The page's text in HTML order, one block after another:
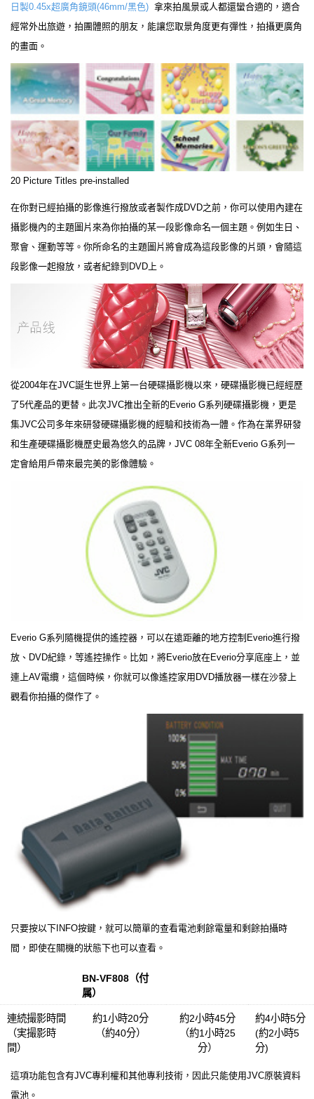
日製0.45x超廣角鏡頭(46mm/黑色) 拿來拍風景或人都還蠻合適的，適合
經常外出旅遊，拍團體照的朋友，能讓您取景角度更有彈性，拍攝更廣角
的畫面。
20 Picture Titles pre-installed
在你對已經拍攝的影像進行撥放或者製作成DVD之前，你可以使用內建在
攝影機內的主題圖片來為你拍攝的某一段影像命名一個主題。例如生日、
聚會、運動等等。你所命名的主題圖片將會成為這段影像的片頭，會隨這
段影像一起撥放，或者紀錄到DVD上。
從2004年在JVC誕生世界上第一台硬碟攝影機以來，硬碟攝影機已經經歷
了5代產品的更替。此次JVC推出全新的Everio G系列硬碟攝影機，更是
集JVC公司多年來研發硬碟攝影機的經驗和技術為一體。作為在業界研發
和生產硬碟攝影機歷史最為悠久的品牌，JVC 08年全新Everio G系列一
定會給用戶帶來最完美的影像體驗。
Everio G系列隨機提供的遙控器，可以在遠距離的地方控制Everio進行撥
放、DVD紀錄，等遙控操作。比如，將Everio放在Everio分享底座上，並
連上AV電纜，這個時候，你就可以像遙控家用DVD播放器一樣在沙發上
觀看你拍攝的傑作了。
只要按以下INFO按鍵，就可以簡單的查看電池剩餘電量和剩餘拍攝時
間，即使在關機的狀態下也可以查看。
BN-VF808（付
属）
連続撮影時間
（実撮影時
間）
約1小時20分
（約40分）
約2小時45分
（約1小時25
分）
約4小時5分
(約2小時5
分)
這項功能包含有JVC專利權和其他專利技術，因此只能使用JVC原裝資料
電池。